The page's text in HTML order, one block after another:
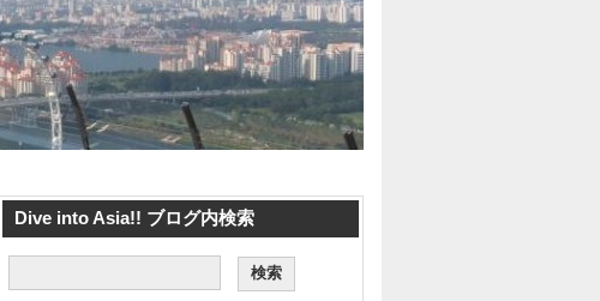
Dive into Asia!! ブログ内検索